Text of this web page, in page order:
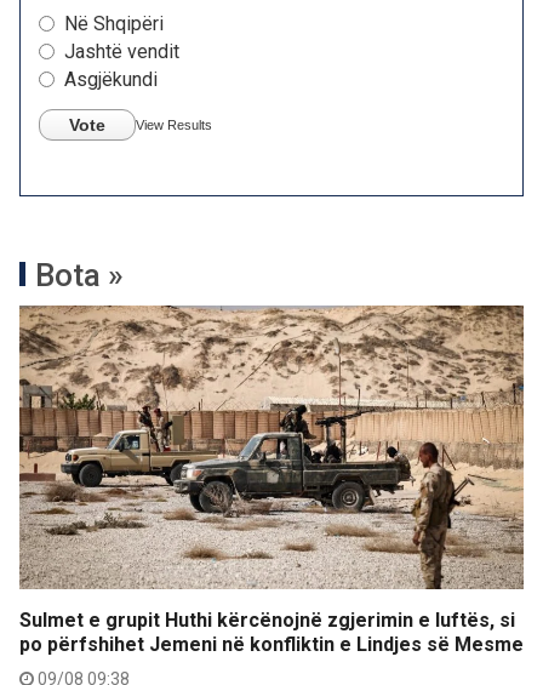
Në Shqipëri
Jashtë vendit
Asgjëkundi
Vote View Results
Bota »
Sulmet e grupit Huthi kërcënojnë zgjerimin e luftës, si
po përfshihet Jemeni në konfliktin e Lindjes së Mesme
09/08 09:38